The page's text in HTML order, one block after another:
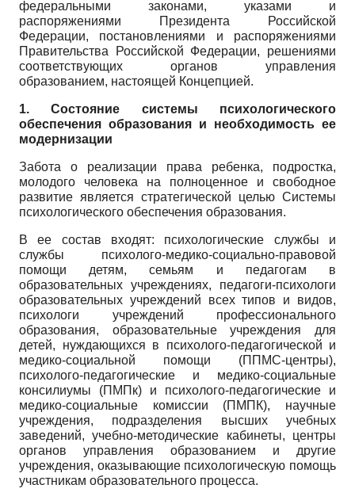
федеральными законами, указами и
распоряжениями Президента Российской
Федерации, постановлениями и распоряжениями
Правительства Российской Федерации, решениями
соответствующих органов управления
образованием, настоящей Концепцией.
1. Состояние системы психологического
обеспечения образования и необходимость ее
модернизации
Забота о реализации права ребенка, подростка,
молодого человека на полноценное и свободное
развитие является стратегической целью Системы
психологического обеспечения образования.
В ее состав входят: психологические службы и
службы психолого-медико-социально-правовой
помощи детям, семьям и педагогам в
образовательных учреждениях, педагоги-психологи
образовательных учреждений всех типов и видов,
психологи учреждений профессионального
образования, образовательные учреждения для
детей, нуждающихся в психолого-педагогической и
медико-социальной помощи (ППМС-центры),
психолого-педагогические и медико-социальные
консилиумы (ПМПк) и психолого-педагогические и
медико-социальные комиссии (ПМПК), научные
учреждения, подразделения высших учебных
заведений, учебно-методические кабинеты, центры
органов управления образованием и другие
учреждения, оказывающие психологическую помощь
участникам образовательного процесса.